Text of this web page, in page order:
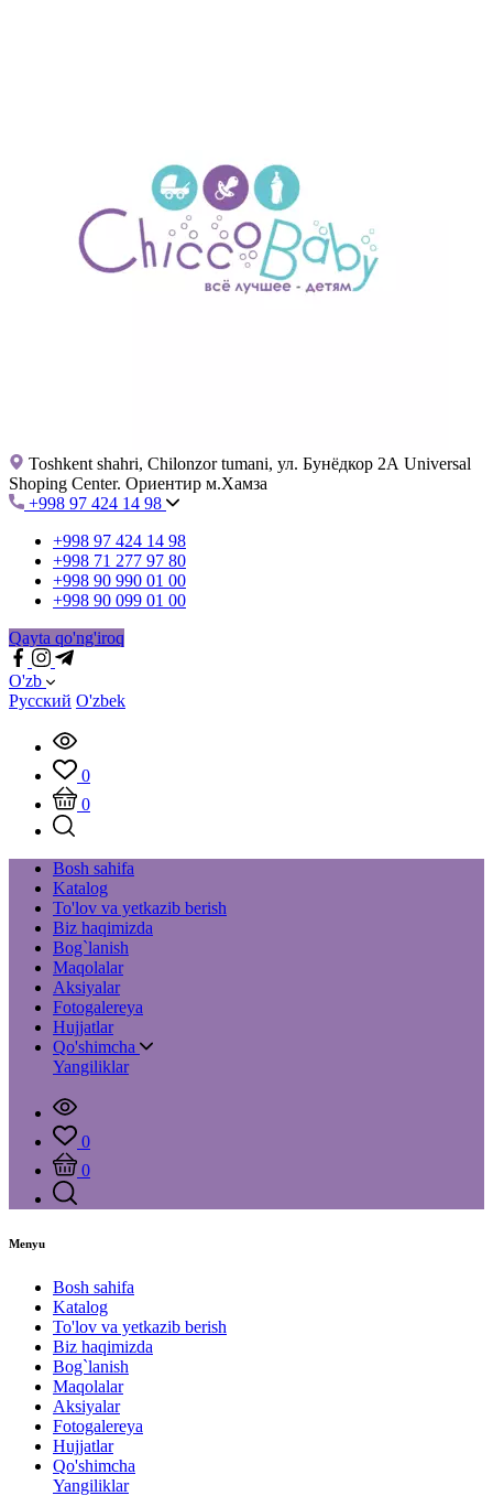
Toshkent shahri, Chilonzor tumani, ул. Бунёдкор 2А Universal
Shoping Center. Ориентир м.Хамза
+998 97 424 14 98
+998 97 424 14 98
+998 71 277 97 80
+998 90 990 01 00
+998 90 099 01 00
Qayta qo'ng'iroq
O'zb
Русский O'zbek
0
0
Bosh sahifa
Katalog
To'lov va yetkazib berish
Biz haqimizda
Bog`lanish
Maqolalar
Aksiyalar
Fotogalereya
Hujjatlar
Qo'shimcha
Yangiliklar
0
0
Menyu
Bosh sahifa
Katalog
To'lov va yetkazib berish
Biz haqimizda
Bog`lanish
Maqolalar
Aksiyalar
Fotogalereya
Hujjatlar
Qo'shimcha
Yangiliklar